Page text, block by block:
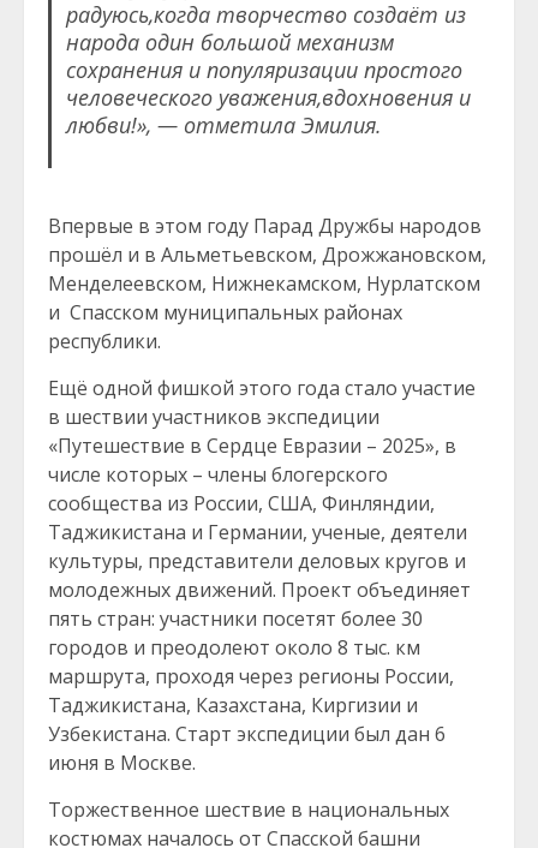
радуюсь,когда творчество создаёт из
народа один большой механизм
сохранения и популяризации простого
человеческого уважения,вдохновения и
любви!», — отметила Эмилия.
Впервые в этом году Парад Дружбы народов
прошёл и в Альметьевском, Дрожжановском,
Менделеевском, Нижнекамском, Нурлатском
и Спасском муниципальных районах
республики.
Ещё одной фишкой этого года стало участие
в шествии участников экспедиции
«Путешествие в Сердце Евразии – 2025», в
числе которых – члены блогерского
сообщества из России, США, Финляндии,
Таджикистана и Германии, ученые, деятели
культуры, представители деловых кругов и
молодежных движений. Проект объединяет
пять стран: участники посетят более 30
городов и преодолеют около 8 тыс. км
маршрута, проходя через регионы России,
Таджикистана, Казахстана, Киргизии и
Узбекистана. Старт экспедиции был дан 6
июня в Москве.
Торжественное шествие в национальных
костюмах началось от Спасской башни